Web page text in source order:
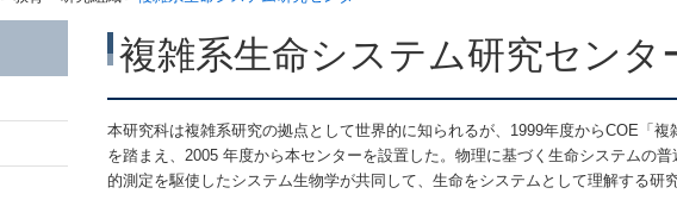
複雑系生命システム研究センタ
本研究科は複雑系研究の拠点として世界的に知られるが、1999年度からCOE「
を踏まえ、2005 年度から本センターを設置した。物理に基づく生命システムの
的測定を駆使したシステム生物学が共同して、生命をシステムとして理解する研